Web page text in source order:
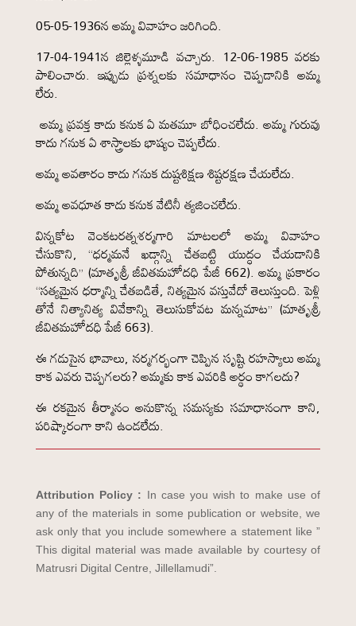
05-05-1936న అమ్మ వివాహం జరిగింది.
17-04-1941న జిల్లెళ్ళమూడి వచ్చారు. 12-06-1985 వరకు
పాలించారు. ఇప్పుడు ప్రశ్నలకు సమాధానం చెప్పడానికి అమ్మ
లేరు.
అమ్మ ప్రవక్త కాదు కనుక ఏ మతమూ బోధించలేదు. అమ్మ గురువు
కాదు గనుక ఏ శాస్త్రాలకు భాష్యం చెప్పలేదు.
అమ్మ అవతారం కాదు గనుక దుష్టశిక్షణ శిష్టరక్షణ చేయలేదు.
అమ్మ అవధూత కాదు కనుక వేటినీ త్యజించలేదు.
విన్నకోట వెంకటరత్నశర్మగారి మాటలలో అమ్మ వివాహం
చేసుకొని, “ధర్మమనే ఖడ్గాన్ని చేతబట్టి యుద్ధం చేయడానికి
పోతున్నది” (మాతృశ్రీ జీవితమహోదధి పేజీ 662). అమ్మ ప్రకారం
“సత్యమైన ధర్మాన్ని చేతబడితే, నిత్యమైన వస్తువేదో తెలుస్తుంది. పెళ్లి
తోనే నిత్యానిత్య వివేకాన్ని తెలుసుకోవట మన్నమాట” (మాతృశ్రీ
జీవితమహోదధి పేజీ 663).
ఈ గడుసైన భావాలు, నర్మగర్భంగా చెప్పిన సృష్టి రహస్యాలు అమ్మ
కాక ఎవరు చెప్పగలరు? అమ్మకు కాక ఎవరికి అర్థం కాగలదు?
ఈ రకమైన తీర్మానం అనుకొన్న సమస్యకు సమాధానంగా కాని,
పరిష్కారంగా కాని ఉండలేదు.
Attribution Policy : In case you wish to make use of
any of the materials in some publication or website, we
ask only that you include somewhere a statement like ”
This digital material was made available by courtesy of
Matrusri Digital Centre, Jillellamudi”.